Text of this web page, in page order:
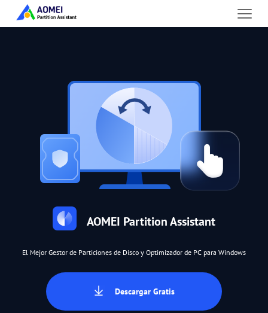
AOMEI Partition Assistant
El Mejor Gestor de Particiones de Disco y Optimizador de PC para Windows
Descargar Gratis